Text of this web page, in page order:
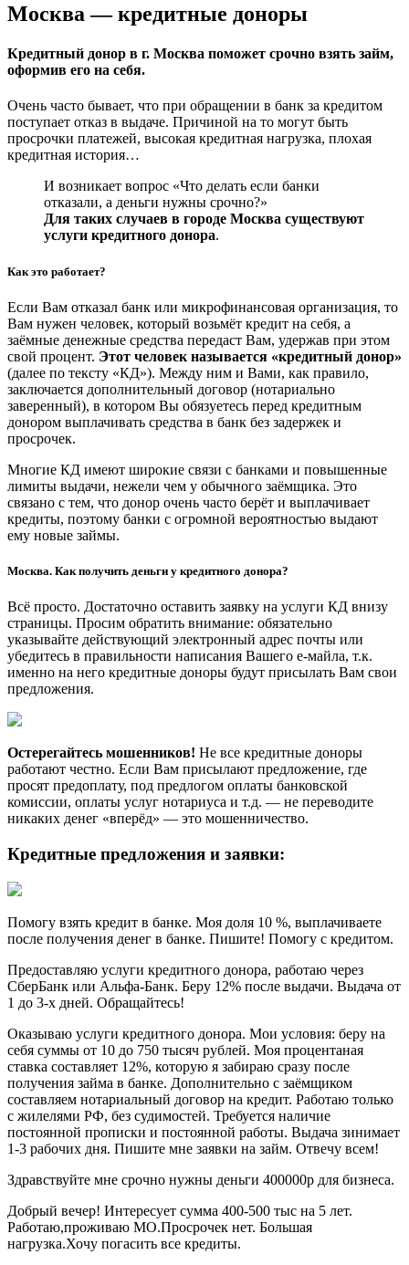
Москва — кредитные доноры
Кредитный донор в г. Москва поможет срочно взять займ,
оформив его на себя.
Очень часто бывает, что при обращении в банк за кредитом
поступает отказ в выдаче. Причиной на то могут быть
просрочки платежей, высокая кредитная нагрузка, плохая
кредитная история…
И возникает вопрос «Что делать если банки
отказали, а деньги нужны срочно?»
Для таких случаев в городе Москва существуют
услуги кредитного донора.
Как это работает?
Если Вам отказал банк или микрофинансовая организация, то
Вам нужен человек, который возьмёт кредит на себя, а
заёмные денежные средства передаст Вам, удержав при этом
свой процент. Этот человек называется «кредитный донор»
(далее по тексту «КД»). Между ним и Вами, как правило,
заключается дополнительный договор (нотариально
заверенный), в котором Вы обязуетесь перед кредитным
донором выплачивать средства в банк без задержек и
просрочек.
Многие КД имеют широкие связи с банками и повышенные
лимиты выдачи, нежели чем у обычного заёмщика. Это
связано с тем, что донор очень часто берёт и выплачивает
кредиты, поэтому банки с огромной вероятностью выдают
ему новые займы.
Москва. Как получить деньги у кредитного донора?
Всё просто. Достаточно оставить заявку на услуги КД внизу
страницы. Просим обратить внимание: обязательно
указывайте действующий электронный адрес почты или
убедитесь в правильности написания Вашего е-майла, т.к.
именно на него кредитные доноры будут присылать Вам свои
предложения.
Остерегайтесь мошенников! Не все кредитные доноры
работают честно. Если Вам присылают предложение, где
просят предоплату, под предлогом оплаты банковской
комиссии, оплаты услуг нотариуса и т.д. — не переводите
никаких денег «вперёд» — это мошенничество.
Кредитные предложения и заявки:
Помогу взять кредит в банке. Моя доля 10 %, выплачиваете
после получения денег в банке. Пишите! Помогу с кредитом.
Предоставляю услуги кредитного донора, работаю через
СберБанк или Альфа-Банк. Беру 12% после выдачи. Выдача от
1 до 3-х дней. Обращайтесь!
Оказываю услуги кредитного донора. Мои условия: беру на
себя суммы от 10 до 750 тысяч рублей. Моя процентаная
ставка составляет 12%, которую я забираю сразу после
получения займа в банке. Дополнительно с заёмщиком
составляем нотариальный договор на кредит. Работаю только
с жилелями РФ, без судимостей. Требуется наличие
постоянной прописки и постоянной работы. Выдача зинимает
1-3 рабочих дня. Пишите мне заявки на займ. Отвечу всем!
Здравствуйте мне срочно нужны деньги 400000р для бизнеса.
Добрый вечер! Интересует сумма 400-500 тыс на 5 лет.
Работаю,проживаю МО.Просрочек нет. Большая
нагрузка.Хочу погасить все кредиты.